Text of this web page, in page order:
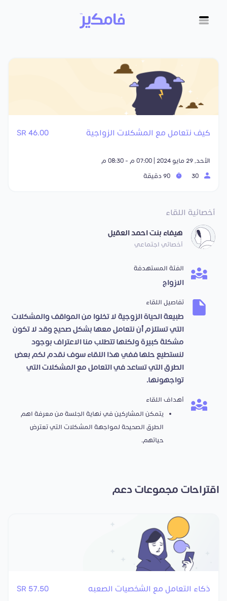
كيف نتعامل مع المشكلات الزواجية 46.00 SR
الأحد, 29 مايو 2024 | 07:00 م - 08:30 م
أخصائية اللقاء
هيفاء بنت احمد العقيل
أخصائي اجتماعي
الفئة المستهدفة
الازواج
تفاصيل اللقاء
طبيعة الحياة الزوجية لا تخلوا من المواقف والمشكلات
التي تستلزم أن نتعامل معها بشكل صحيح وقد لا تكون
مشكلة كبيرة ولكنها تتطلب منا الاعتراف بوجود
لنستطيع حلها ففي هذا اللقاء سوف نقدم لكم بعض
الطرق التي تساعد في التعامل مع المشكلات التي
تواجهونها.
أهداف اللقاء
يتمكن المشاركين في نهاية الجلسة من معرفة اهم
الطرق الصحيحة لمواجهة المشكلات التي تعترض
حياتهم.
اقتراحات مجموعات دعم
ذكاء التعامل مع الشخصيات الصعبه 57.50 SR